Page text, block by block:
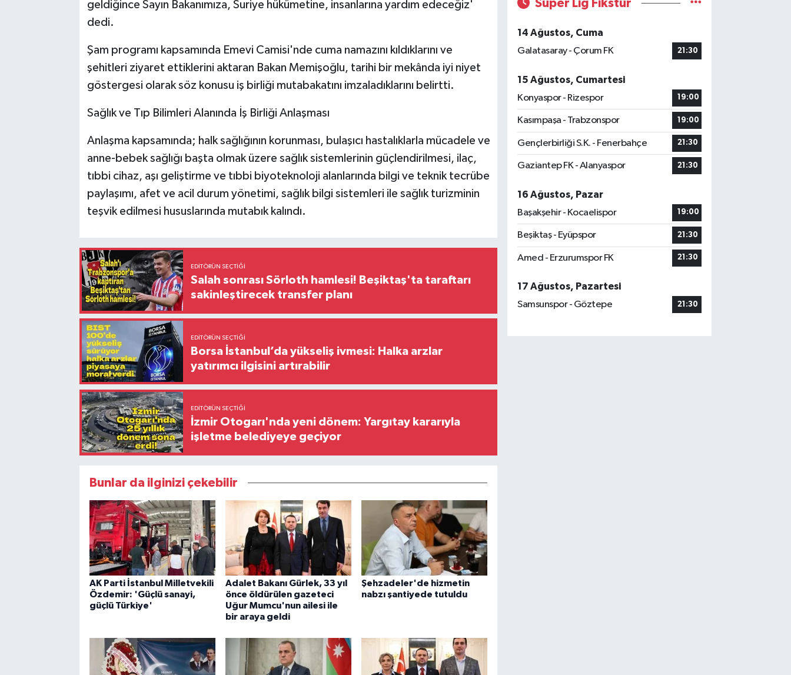
geldiğince Sayın Bakanımıza, Suriye hükümetine, insanlarına yardım edeceğiz'
dedi.
Şam programı kapsamında Emevi Camisi'nde cuma namazını kıldıklarını ve
şehitleri ziyaret ettiklerini aktaran Bakan Memişoğlu, tarihi bir mekânda iyi niyet
göstergesi olarak söz konusu iş birliği mutabakatını imzaladıklarını belirtti.
Sağlık ve Tıp Bilimleri Alanında İş Birliği Anlaşması
Anlaşma kapsamında; halk sağlığının korunması, bulaşıcı hastalıklarla mücadele ve
anne-bebek sağlığı başta olmak üzere sağlık sistemlerinin güçlendirilmesi, ilaç,
tıbbi cihaz, aşı geliştirme ve tıbbi biyoteknoloji alanlarında bilgi ve teknik tecrübe
paylaşımı, afet ve acil durum yönetimi, sağlık bilgi sistemleri ile sağlık turizminin
teşvik edilmesi hususlarında mutabık kalındı.
EDITÖRÜN SEÇTIĞI
Salah sonrası Sörloth hamlesi! Beşiktaş'ta taraftarı
sakinleştirecek transfer planı
EDITÖRÜN SEÇTIĞI
Borsa İstanbul’da yükseliş ivmesi: Halka arzlar
yatırımcı ilgisini artırabilir
EDITÖRÜN SEÇTIĞI
İzmir Otogarı'nda yeni dönem: Yargıtay kararıyla
işletme belediyeye geçiyor
Bunlar da ilginizi çekebilir
AK Parti İstanbul Milletvekili
Özdemir: 'Güçlü sanayi,
güçlü Türkiye'
Adalet Bakanı Gürlek, 33 yıl
önce öldürülen gazeteci
Uğur Mumcu'nun ailesi ile
bir araya geldi
Şehzadeler'de hizmetin
nabzı şantiyede tutuldu
Süper Lig Fikstür
14 Ağustos, Cuma
Galatasaray - Çorum FK
21:30
15 Ağustos, Cumartesi
Konyaspor - Rizespor
19:00
Kasımpaşa - Trabzonspor 19:00
Gençlerbirliği S.K. - Fenerbahçe 21:30
Gaziantep FK - Alanyaspor 21:30
16 Ağustos, Pazar
Başakşehir - Kocaelispor
19:00
Beşiktaş - Eyüpspor 21:30
Amed - Erzurumspor FK 21:30
17 Ağustos, Pazartesi
Samsunspor - Göztepe
21:30